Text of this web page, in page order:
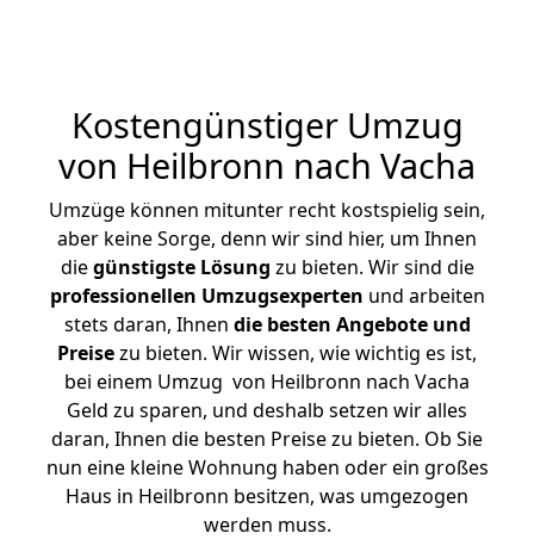
Kostengünstiger Umzug
von Heilbronn nach Vacha
Umzüge können mitunter recht kostspielig sein,
aber keine Sorge, denn wir sind hier, um Ihnen
diegünstigste Lösung zu bieten. Wir sind die
professionellen Umzugsexperten und arbeiten
stets daran, Ihnen die besten Angebote und
Preisezu bieten. Wir wissen, wie wichtig es ist,
bei einem Umzug von Heilbronn nach Vacha
Geld zu sparen, und deshalb setzen wir alles
daran, Ihnen die besten Preise zu bieten. Ob Sie
nun eine kleine Wohnung haben oder ein großes
Haus in Heilbronn besitzen, was umgezogen
werden muss.